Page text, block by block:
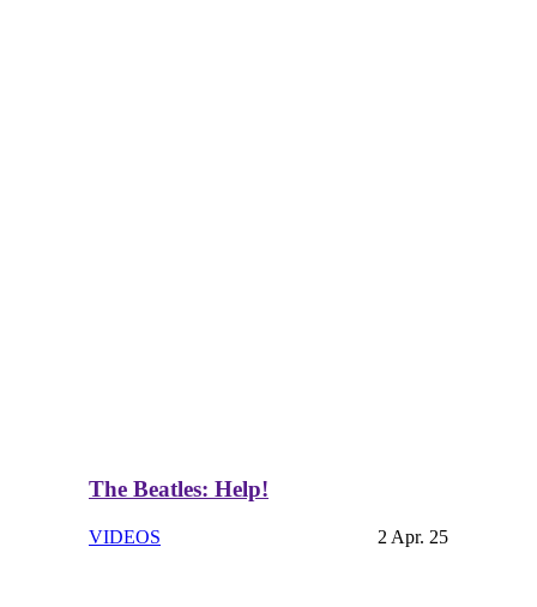
The Beatles: Help!
VIDEOS 2 Apr. 25